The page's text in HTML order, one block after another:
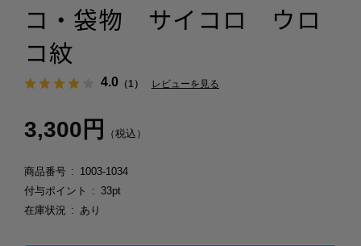
コ・袋物 サイコロ ウロ
コ紋
4.0（1） レビューを見る
3,300円 （税込）
商品番号
1003-1034
付与ポイント
33pt
在庫状況
あり